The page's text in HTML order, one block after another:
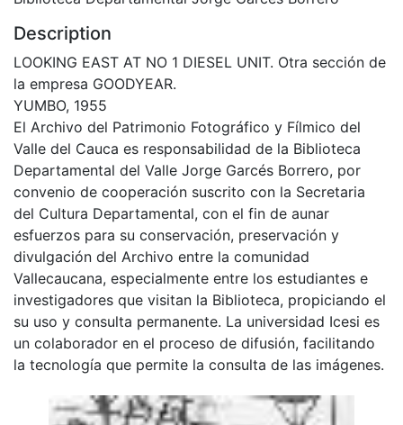
Description
LOOKING EAST AT NO 1 DIESEL UNIT. Otra sección de
la empresa GOODYEAR.
YUMBO, 1955
El Archivo del Patrimonio Fotográfico y Fílmico del
Valle del Cauca es responsabilidad de la Biblioteca
Departamental del Valle Jorge Garcés Borrero, por
convenio de cooperación suscrito con la Secretaria
del Cultura Departamental, con el fin de aunar
esfuerzos para su conservación, preservación y
divulgación del Archivo entre la comunidad
Vallecaucana, especialmente entre los estudiantes e
investigadores que visitan la Biblioteca, propiciando el
su uso y consulta permanente. La universidad Icesi es
un colaborador en el proceso de difusión, facilitando
la tecnología que permite la consulta de las imágenes.